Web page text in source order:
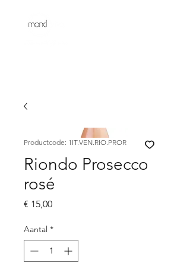
Productcode: 1IT.VEN.RIO.PROR
Riondo Prosecco
rosé
€ 15,00Prijs
Aantal *